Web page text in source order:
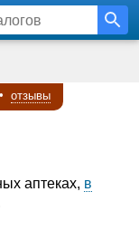
• отзывы
аптеках, в